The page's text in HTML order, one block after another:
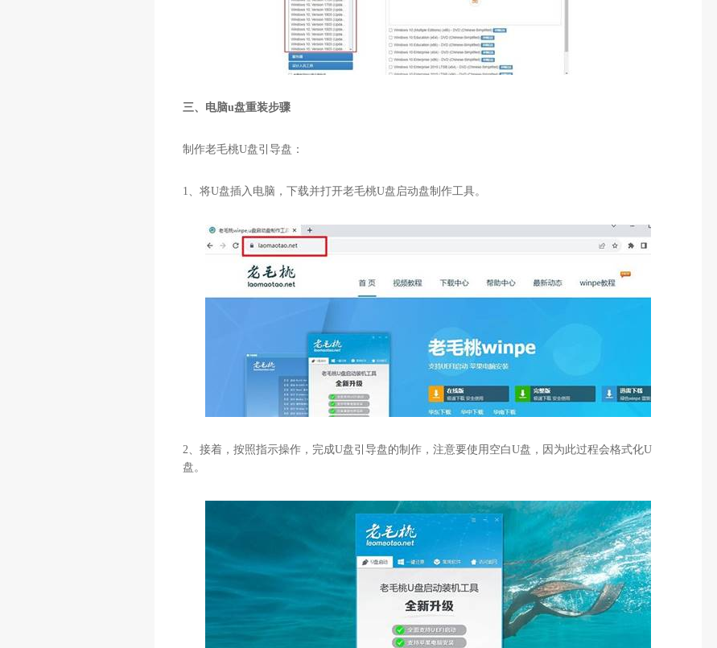
三、电脑u盘重装步骤
制作老毛桃U盘引导盘：
1、将U盘插入电脑，下载并打开老毛桃U盘启动盘制作工具。
2、接着，按照指示操作，完成U盘引导盘的制作，注意要使用空白U盘，因为此过程会格式化U
盘。